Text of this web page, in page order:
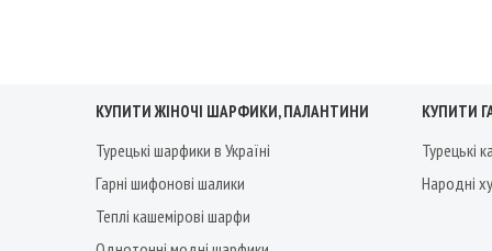
КУПИТИ ЖІНОЧІ ШАРФИКИ, ПАЛАНТИНИ
Турецькі шарфики в Україні
Гарні шифонові шалики
Теплі кашемірові шарфи
КУПИТИ
Турецькі
Народні